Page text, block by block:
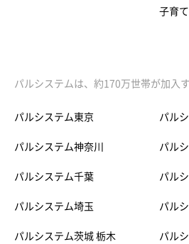
子育
パルシステムは、約170万世帯が加入
パルシステム東京
パルシステム神奈川
パルシステム千葉
パルシステム埼玉
パルシステム茨城 栃木
パル
パル
パル
パル
パル